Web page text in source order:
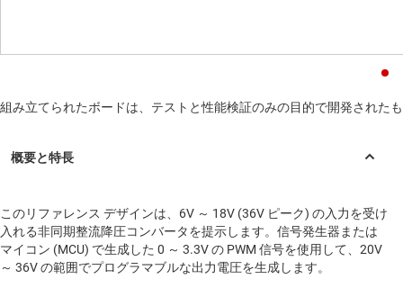
このリファレンス デザインは、6V ～ 18V (36V ピーク) の入力を受け
入れる非同期整流降圧コンバータを提示します。信号発生器または
マイコン (MCU) で生成した 0 ～ 3.3V の PWM 信号を使用して、20V
～ 36V の範囲でプログラマブルな出力電圧を生成します。
組み立てられたボードは、テストと性能検証のみの目的で開発された